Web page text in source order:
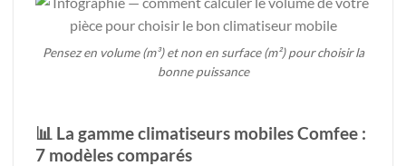
Pensez en volume (m³) et non en surface (m²) pour choisir la
bonne puissance
📊 La gamme climatiseurs mobiles Comfee :
7 modèles comparés